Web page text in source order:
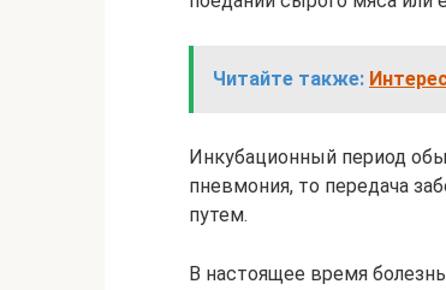
Читайте также:
Инкубационный период
пневмония, то передача
путем.
В настоящее время